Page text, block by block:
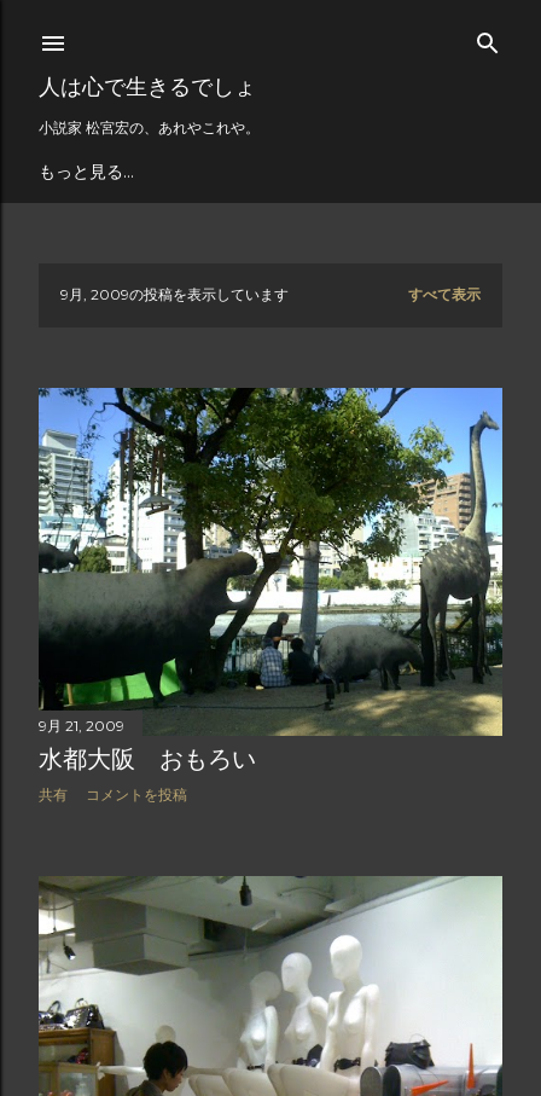
スキップしてメイン コンテンツに移動
人は心で生きるでしょ
小説家 松宮宏の、あれやこれや。
もっと見る…
投
9月, 2009の投稿を表示しています すべて表示
9月 21, 2009
水都大阪 おもろい
共有 コメントを投稿